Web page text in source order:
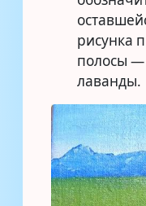
рисунка
полосы —
лаванды.